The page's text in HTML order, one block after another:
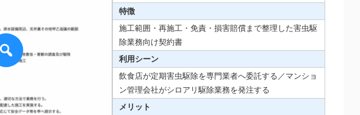
特徴
施工範囲・再施工・免責・損害賠償まで整理した害虫駆
除業務向け契約書
利用シーン
飲食店が定期害虫駆除を専門業者へ委託する／マンショ
ン管理会社がシロアリ駆除業務を発注する
メリット